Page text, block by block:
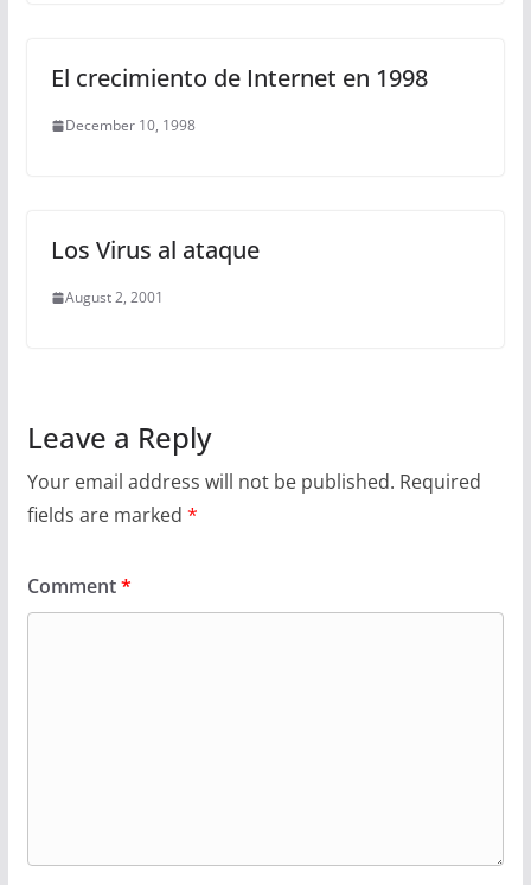
El crecimiento de Internet en 1998
December 10, 1998
Los Virus al ataque
August 2, 2001
Leave a Reply
Your email address will not be published. Required
fields are marked *
Comment*